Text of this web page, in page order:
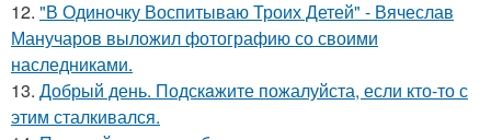
12. "В Одиночку Воспитываю Троих Детей" - Вячеслав
Манучаров выложил фотографию со своими
наследниками.
13. Добрый день. Подскaжите пожалуйста, если кто-то с
этим сталкивался.